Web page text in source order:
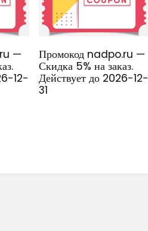
—
12-
Промокод nadpo.ru —
Скидка 5% на заказ.
Действует до 2026-12-
31